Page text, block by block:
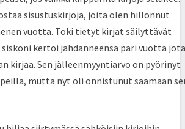
sisustuskirjoja, joita olen hillonnut
vuotta. Toki tietyt kirjat säilyttävät
kertoi jahdanneensa pari vuotta
kirjaa. Sen jälleenmyyntiarvo on pyörinyt
mutta nyt oli onnistunut saamaan